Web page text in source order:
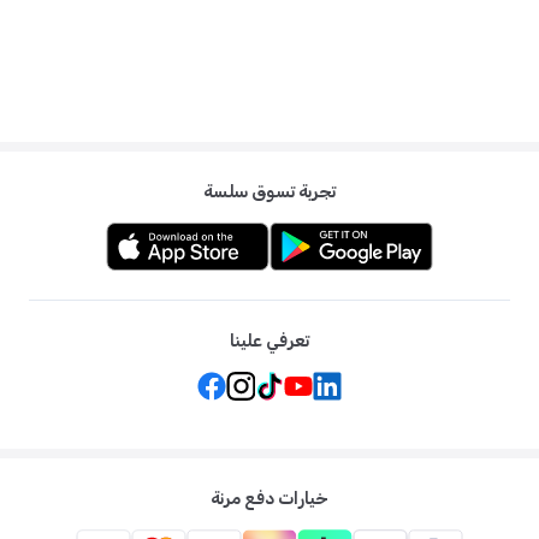
تجربة تسوق سلسة
تعرفي علينا
خيارات دفع مرنة